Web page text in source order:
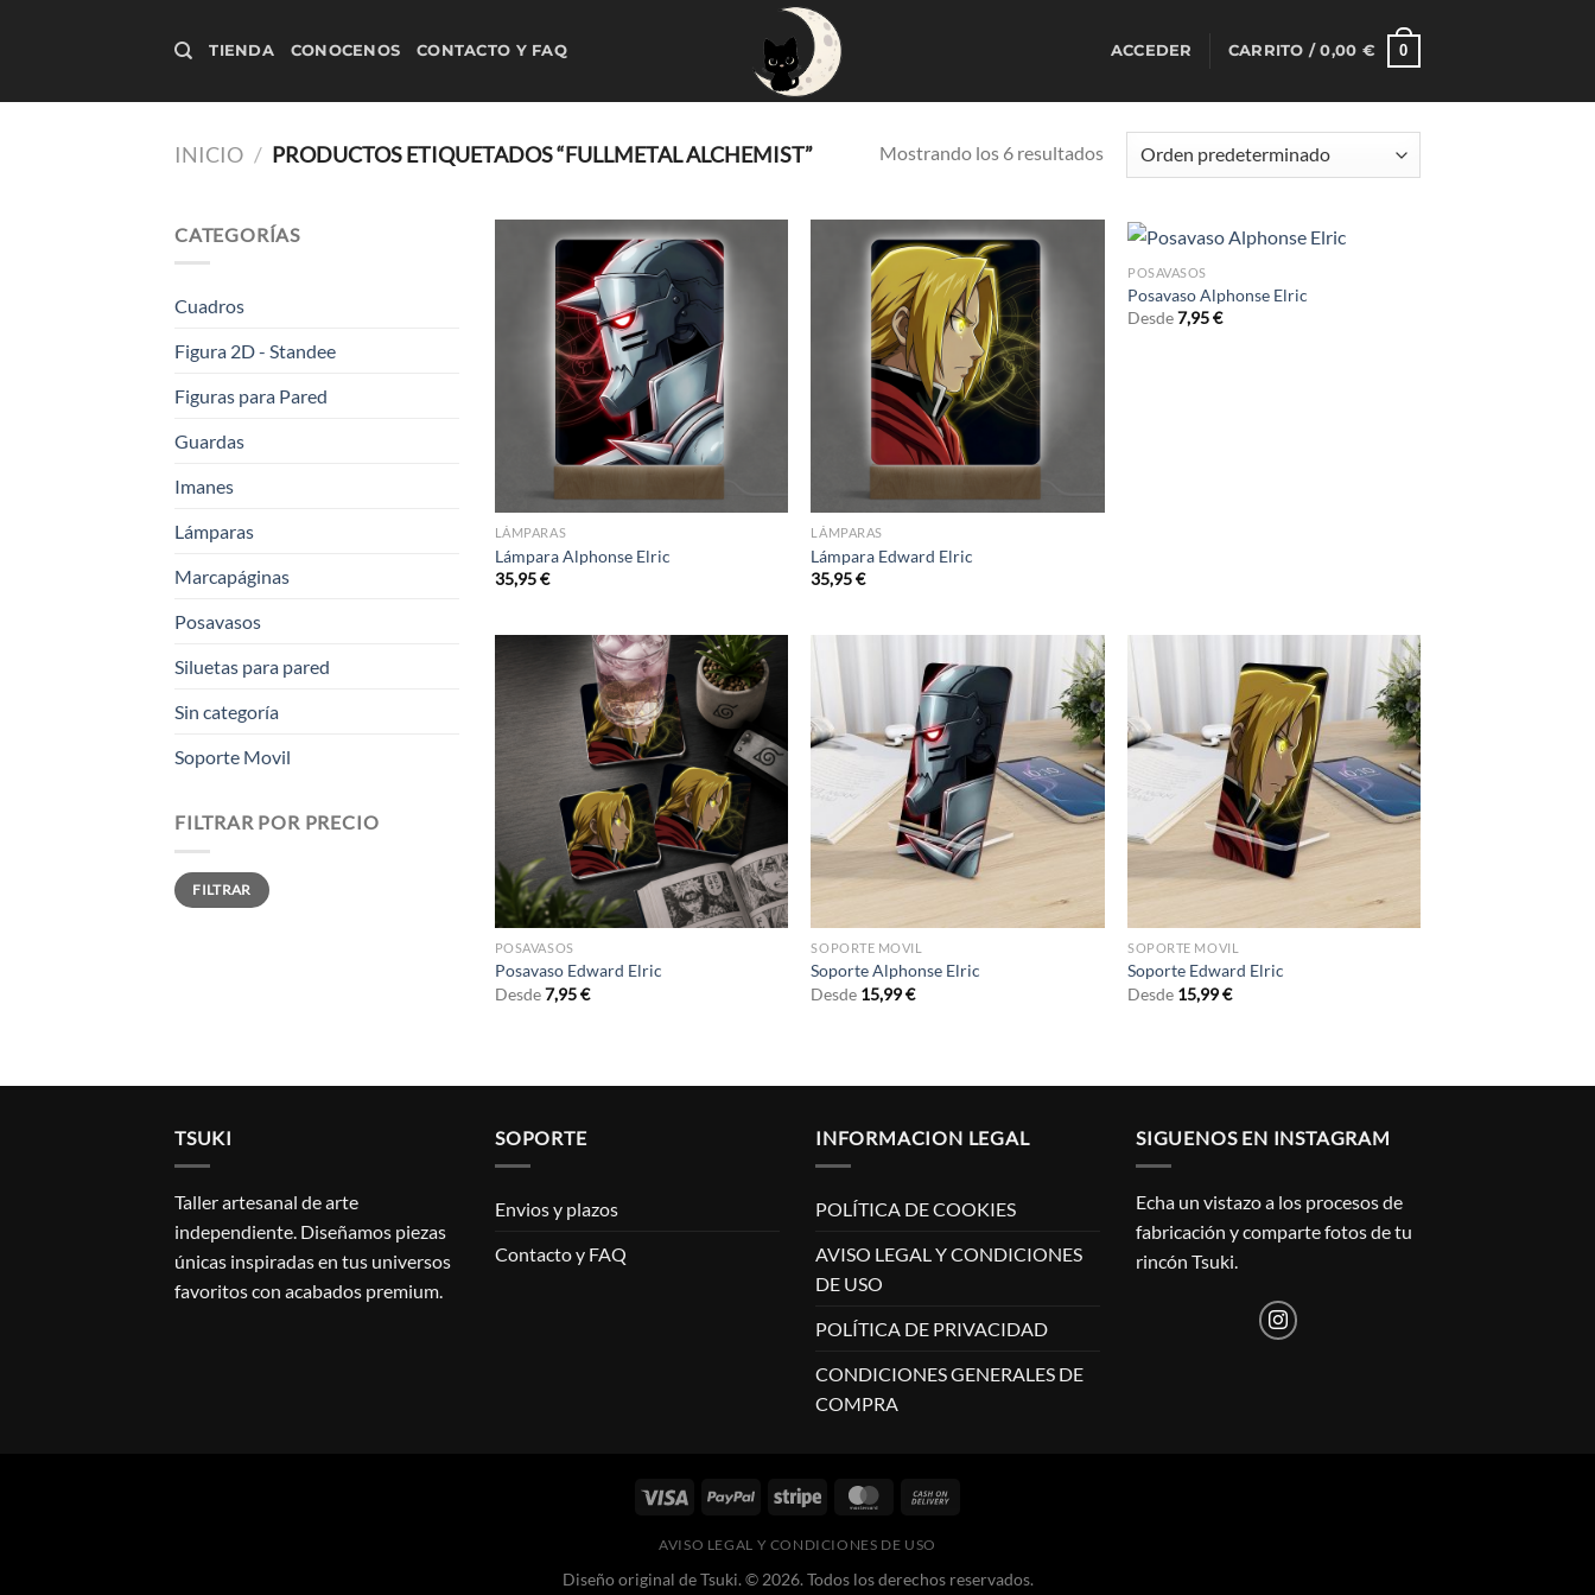
TIENDA CONOCENOS CONTACTO Y FAQ ACCEDER CARRITO /0,00 € 0
INICIO / PRODUCTOS ETIQUETADOS “FULLMETAL ALCHEMIST” Mostrando los 6 resultados
CATEGORÍAS
Cuadros
Figura 2D - Standee
Figuras para Pared
Guardas
Imanes
Lámparas
Marcapáginas
Posavasos
Siluetas para pared
Sin categoría
Soporte Movil
FILTRAR POR PRECIO
Precio
mínimo
Precio
máximo
FILTRAR
LÁMPARAS
Lámpara Alphonse Elric
35,95€
LÁMPARAS
Lámpara Edward Elric
35,95€
POSAVASOS
Posavaso Alphonse Elric
Desde7,95€
POSAVASOS
Posavaso Edward Elric
Desde7,95€
SOPORTE MOVIL
Soporte Alphonse Elric
Desde 15,99€
SOPORTE MOVIL
Soporte Edward Elric
Desde 15,99€
TSUKI
Taller artesanal de arte
independiente. Diseñamos piezas
únicas inspiradas en tus universos
favoritos con acabados premium.
SOPORTE
Envios y plazos
Contacto y FAQ
INFORMACION LEGAL
POLÍTICA DE COOKIES
AVISO LEGAL Y CONDICIONES
DE USO
POLÍTICA DE PRIVACIDAD
CONDICIONES GENERALES DE
COMPRA
SIGUENOS EN INSTAGRAM
Echa un vistazo a los procesos de
fabricación y comparte fotos de tu
rincón Tsuki.
AVISO LEGAL Y CONDICIONES DE USO
Diseño original de Tsuki. © 2026. Todos los derechos reservados.